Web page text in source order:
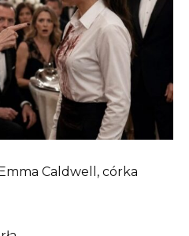
Caldwell, córka